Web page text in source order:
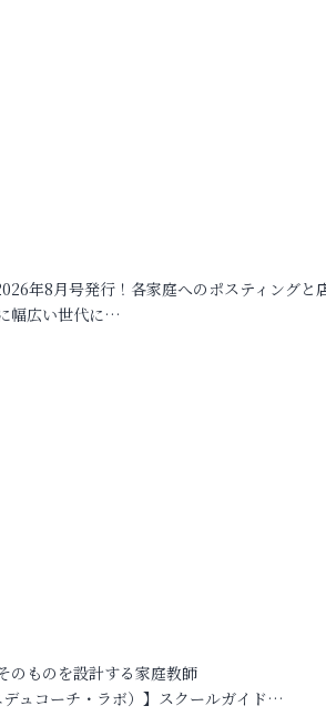
年8月号発行！各家庭へのポスティングと
幅広い世代に…
のものを設計する家庭教師
ュコーチ・ラボ）】スクールガイド…